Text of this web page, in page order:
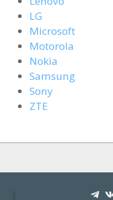
LG
Microsoft
Motorola
Nokia
Samsung
Sony
ZTE